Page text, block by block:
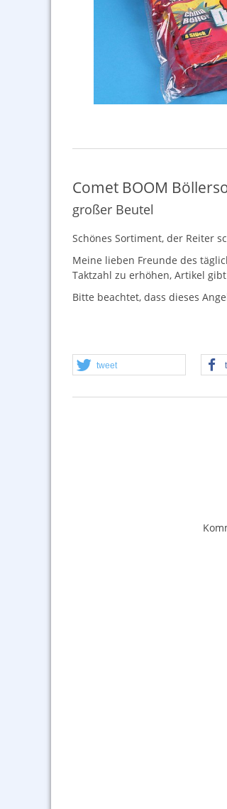
Comet BOOM
großer Beutel
Schönes Sortiment, der Reiter
Meine lieben Freunde des
Taktzahl zu erhöhen, Artikel
Bitte beachtet, dass dieses
tweet